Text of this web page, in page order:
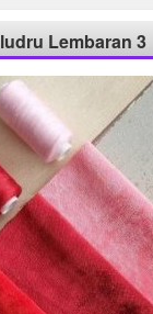
Lembaran 3